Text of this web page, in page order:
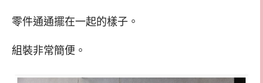
零件通通擺在一起的樣子。
組裝非常簡便。